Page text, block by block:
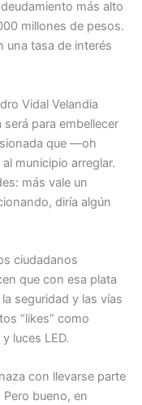
más alto
millones de pesos.
una tasa de interés
Vidal Velandia
será para embellecer
que —oh
municipio arreglar.
más vale un
diría algún
ciudadanos
que con esa plata
seguridad y las vías
“likes” como
luces LED.
con llevarse parte
Pero bueno, en